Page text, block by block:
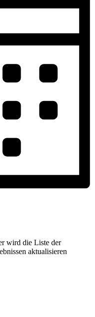
wird die Liste der
aktualisieren